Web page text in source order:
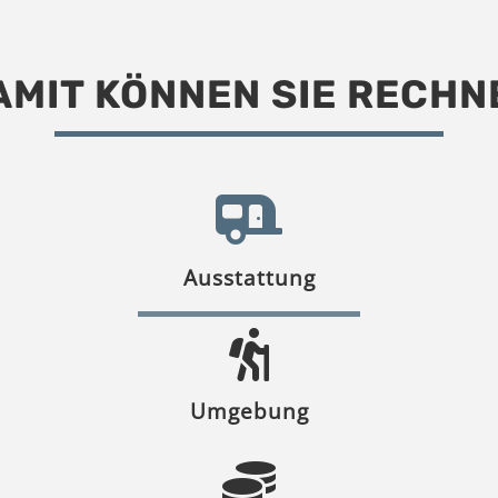
KÖNNEN SIE
Ausstattung
Umgebung